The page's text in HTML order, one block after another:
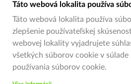
Táto webová lokalita používa
Táto webová lokalita používa
zlepšenie používateľskej
webovej lokality vyjadrujete
všetkých súborov cookie v súlade
používania súborov cookie.